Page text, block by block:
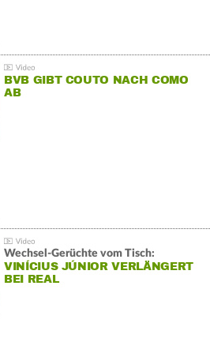
BVB GIBT COUTO NACH COMO
AB
Wechsel-Gerüchte vom Tisch:
VINÍCIUS JÚNIOR VERLÄNGERT
BEI REAL